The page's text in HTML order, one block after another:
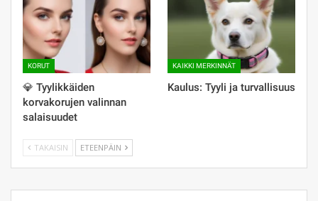
KORUT
💎 Tyylikkäiden
korvakorujen valinnan
salaisuudet
KAIKKI MERKINNÄT
Kaulus: Tyyli ja turvallisuus
TAKAISIN ETEENPÄIN